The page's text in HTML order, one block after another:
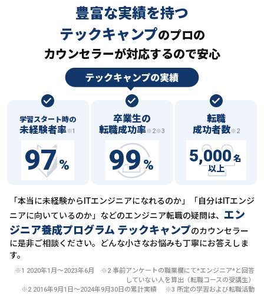
豊富な実績を持つ
テックキャンプのプロの
カウンセラーが対応するので安心
学習スタート時の
未経験者率※1
97%
卒業生の
転職成功率※2※3
99%
転職
成功者数※2
5,000 名
以上
「本当に未経験からITエンジニアになれるのか」「自分はITエンジ
ニアに向いているのか」などのエンジニア転職の疑問は、 エン
ジニア養成プログラム テックキャンプのカウンセラー
に是非ご相談ください。どんな小さなお悩みも丁寧にお答えしま
す。
※1 2020年1月〜2023年6月 ※2 事前アンケートの職業欄にて*エンジニア*と回答
していない人を算出（転職コースの受講生）
※2 2016年9月1日〜2024年9月30日の累計実績 ※3 所定の学習および転職活動